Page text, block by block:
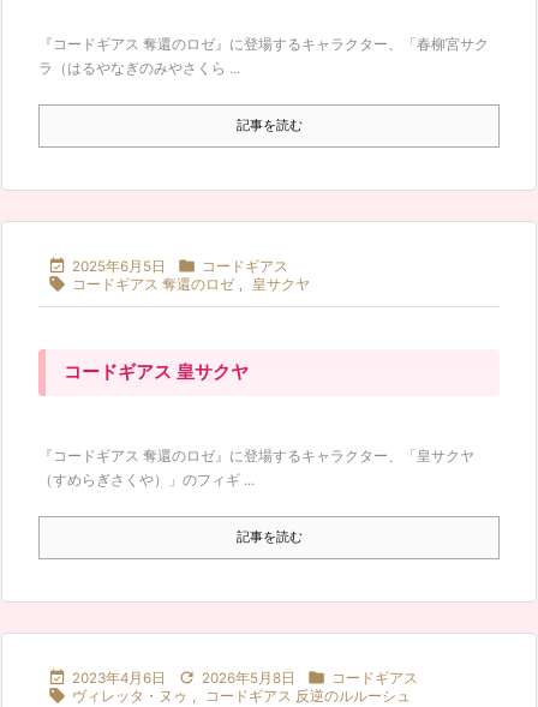
『コードギアス 奪還のロゼ』に登場するキャラクター、「春柳宮サク
ラ（はるやなぎのみやさくら ...
記事を読む
 2025年6月5日  コードギアス
 コードギアス 奪還のロゼ , 皇サクヤ
コードギアス 皇サクヤ
『コードギアス 奪還のロゼ』に登場するキャラクター、「皇サクヤ
（すめらぎさくや）」のフィギ ...
記事を読む
 2023年4月6日  2026年5月8日  コードギアス
 ヴィレッタ・ヌゥ , コードギアス 反逆のルルーシュ